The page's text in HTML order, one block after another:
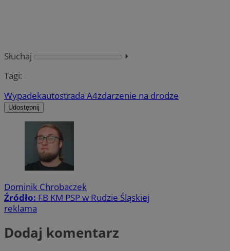
Słuchaj
⏵︎
Tagi:
Wypadekautostrada A4zdarzenie na drodze
Udostępnij
Dominik Chrobaczek
Źródło: FB KM PSP w Rudzie Śląskiej
reklama
Dodaj komentarz